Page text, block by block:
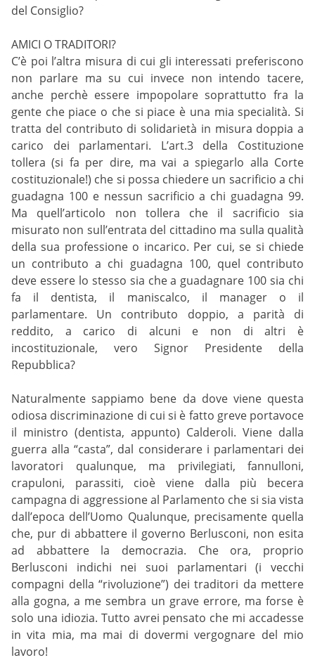
del Consiglio?
AMICI O TRADITORI?
C’è poi l’altra misura di cui gli interessati preferiscono
non parlare ma su cui invece non intendo tacere,
anche perchè essere impopolare soprattutto fra la
gente che piace o che si piace è una mia specialità. Si
tratta del contributo di solidarietà in misura doppia a
carico dei parlamentari. L’art.3 della Costituzione
tollera (si fa per dire, ma vai a spiegarlo alla Corte
costituzionale!) che si possa chiedere un sacrificio a chi
guadagna 100 e nessun sacrificio a chi guadagna 99.
Ma quell’articolo non tollera che il sacrificio sia
misurato non sull’entrata del cittadino ma sulla qualità
della sua professione o incarico. Per cui, se si chiede
un contributo a chi guadagna 100, quel contributo
deve essere lo stesso sia che a guadagnare 100 sia chi
fa il dentista, il maniscalco, il manager o il
parlamentare. Un contributo doppio, a parità di
reddito, a carico di alcuni e non di altri è
incostituzionale, vero Signor Presidente della
Repubblica?
Naturalmente sappiamo bene da dove viene questa
odiosa discriminazione di cui si è fatto greve portavoce
il ministro (dentista, appunto) Calderoli. Viene dalla
guerra alla “casta”, dal considerare i parlamentari dei
lavoratori qualunque, ma privilegiati, fannulloni,
crapuloni, parassiti, cioè viene dalla più becera
campagna di aggressione al Parlamento che si sia vista
dall’epoca dell’Uomo Qualunque, precisamente quella
che, pur di abbattere il governo Berlusconi, non esita
ad abbattere la democrazia. Che ora, proprio
Berlusconi indichi nei suoi parlamentari (i vecchi
compagni della “rivoluzione”) dei traditori da mettere
alla gogna, a me sembra un grave errore, ma forse è
solo una idiozia. Tutto avrei pensato che mi accadesse
in vita mia, ma mai di dovermi vergognare del mio
lavoro!